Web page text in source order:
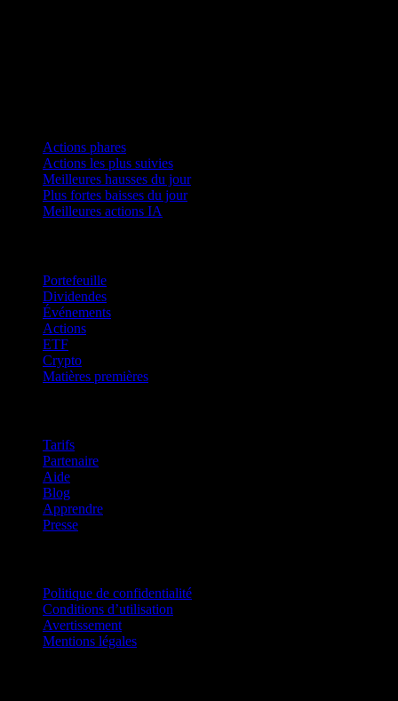
Actions phares
Actions les plus suivies
Meilleures hausses du jour
Plus fortes baisses du jour
Meilleures actions IA
Portefeuille
Dividendes
Événements
Actions
ETF
Crypto
Matières premières
Tarifs
Partenaire
Aide
Blog
Apprendre
Presse
Politique de confidentialité
Conditions d’utilisation
Avertissement
Mentions légales